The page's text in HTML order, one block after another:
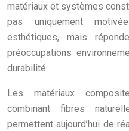
matériaux et systèmes
pas uniquement
esthétiques, mais
préoccupations
durabilité.
Les matériaux
combinant fibres
permettent aujourd’hui de